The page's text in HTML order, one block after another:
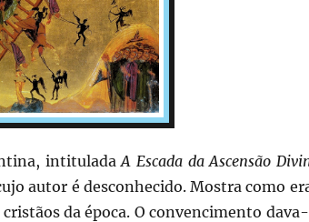
intituladaA Escada da Ascensão
autor é desconhecido. Mostra como
da época. O convencimento